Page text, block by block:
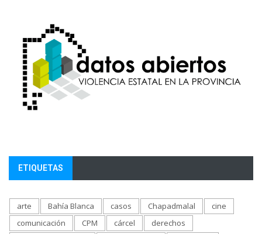
ETIQUETAS
arte Bahía Blanca casos Chapadmalal
cine
comunicación
CPM cárcel
derechos